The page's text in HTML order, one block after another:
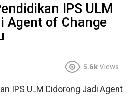
IPS ULM
Agent of Change
5.6k Views
IPS ULM Didorong Jadi Agent